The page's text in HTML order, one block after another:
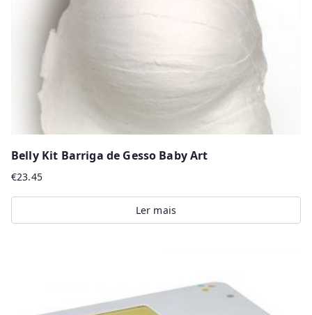
Belly Kit Barriga de Gesso Baby Art
€23.45
Ler mais